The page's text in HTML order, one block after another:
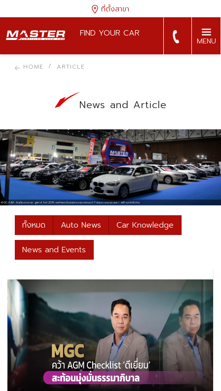
ที่ตั้งสาขา
FIND YOUR CAR
MENU
HOME ARTICLE
News and Article
มาชัวร์…สัมผัส เปอโยต์ 2008 ในงานมอเตอร์เอ็กซ์โป
MGC-ASIA จัดเต็มบางกอก ยูสคาร์ โชว์ 2019 ยกทัพรถมือสองครบทุกเซกเมนต์ ‘โปรแรง แซงทุกองศา’ ฟรี! ทุกค่าใช้จ่าย
1286 มิลเลนเนียม ออโต้ คอนเน็ค ช่องทางบริการใหม่เชื่อมต่อครบวงจร
ทั้งหมด Auto News Car Knowledge
News and Events